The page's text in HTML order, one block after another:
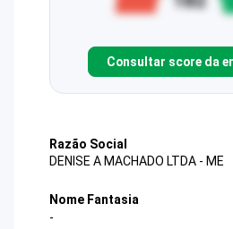
Consultar score da
Razão Social
DENISE A MACHADO LTDA - ME
Nome Fantasia
-